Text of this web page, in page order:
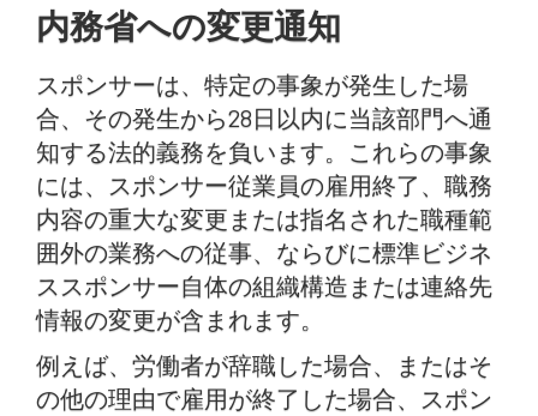
内務省への変更通知
スポンサーは、特定の事象が発生した場
合、その発生から28日以内に当該部門へ通
知する法的義務を負います。これらの事象
には、スポンサー従業員の雇用終了、職務
内容の重大な変更または指名された職種範
囲外の業務への従事、ならびに標準ビジネ
ススポンサー自体の組織構造または連絡先
情報の変更が含まれます。
例えば、労働者が辞職した場合、またはそ
の他の理由で雇用が終了した場合、スポン